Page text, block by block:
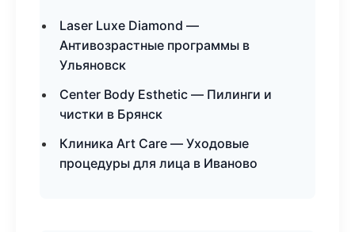
Laser Luxe Diamond —
Антивозрастные программы в
Ульяновск
Center Body Esthetic — Пилинги и
чистки в Брянск
Клиника Art Care — Уходовые
процедуры для лица в Иваново